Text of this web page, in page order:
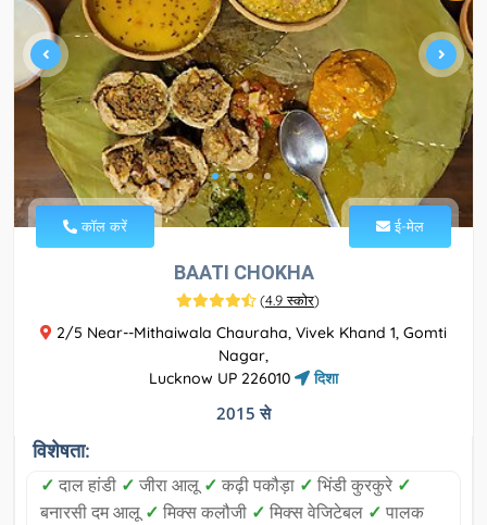
कॉल करें ई-मेल
BAATI CHOKHA
(4.9 स्कोर)
2/5 Near--Mithaiwala Chauraha, Vivek Khand 1, Gomti
Nagar,
Lucknow UP 226010
दिशा
2015 से
विशेषता:
✓ दाल हांडी ✓ जीरा आलू ✓ कढ़ी पकौड़ा ✓ भिंडी कुरकुरे ✓
बनारसी दम आलू ✓ मिक्स कलौजी ✓ मिक्स वेजिटेबल ✓ पालक